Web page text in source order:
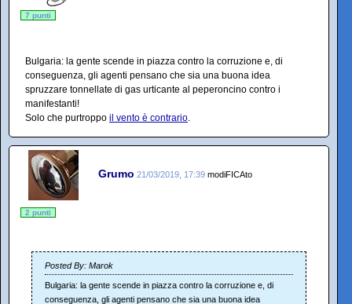
7 punti
Bulgaria: la gente scende in piazza contro la corruzione e, di
conseguenza, gli agenti pensano che sia una buona idea
spruzzare tonnellate di gas urticante al peperoncino contro i
manifestanti!
Solo che purtroppo il vento è contrario.
Grumo 21/03/2019, 17:39 modiFICAto
2 punti
Posted By: Marok
Bulgaria: la gente scende in piazza contro la corruzione e, di
conseguenza, gli agenti pensano che sia una buona idea